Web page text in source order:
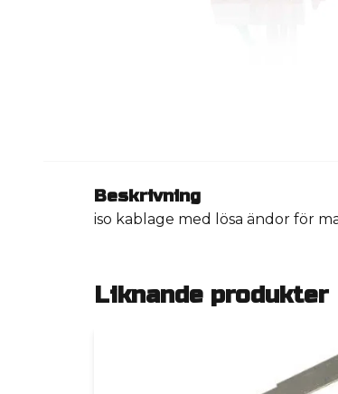
Beskrivning
iso kablage med lösa ändor för
Liknande produkter